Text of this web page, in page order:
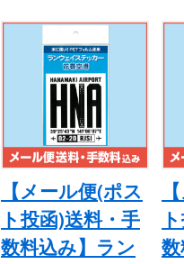
【メール便(ポス
ト投函)送料・手
数料込み】ラン